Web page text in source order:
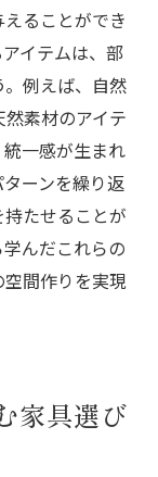
ることができ
イテムは、部
例えば、自然
素材のアイテ
一感が生まれ
ーンを繰り返
たせることが
んだこれらの
間作りを実現
家具選び